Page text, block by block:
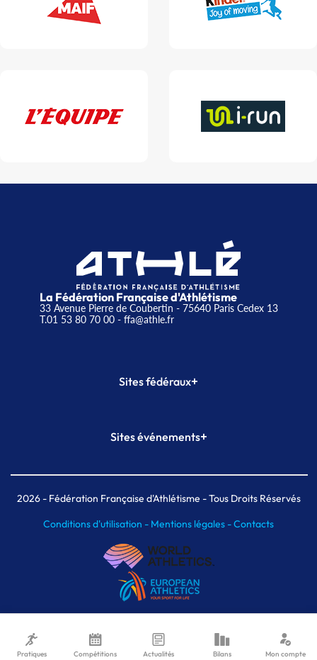
La Fédération Française d'Athlétisme
33 Avenue Pierre de Coubertin - 75640 Paris Cedex 13
T.01 53 80 70 00- ffa@athle.fr
Sites fédéraux+
Plateforme Formation
Sites événements+
Meeting de Paris indoor
MAIF Ekiden de Paris
2026- Fédération Française d'Athlétisme - Tous Droits Réservés
Conditions d'utilisation - Mentions légales -Contacts
Pratiques Compétitions Actualités Bilans Mon compte